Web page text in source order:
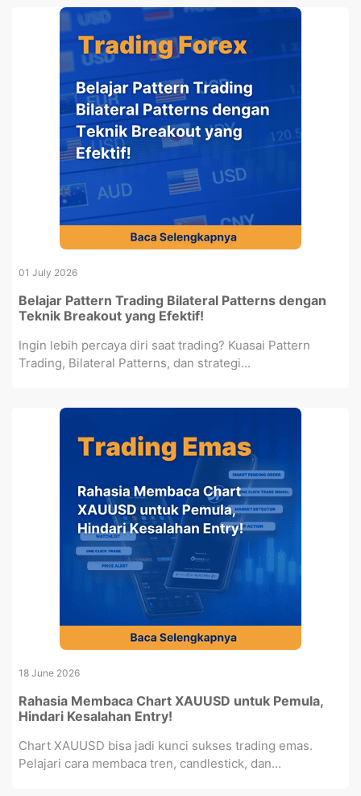
01 July 2026
Belajar Pattern Trading Bilateral Patterns dengan
Teknik Breakout yang Efektif!
Ingin lebih percaya diri saat trading? Kuasai Pattern
Trading, Bilateral Patterns, dan strategi...
18 June 2026
Rahasia Membaca Chart XAUUSD untuk Pemula,
Hindari Kesalahan Entry!
Chart XAUUSD bisa jadi kunci sukses trading emas.
Pelajari cara membaca tren, candlestick, dan...